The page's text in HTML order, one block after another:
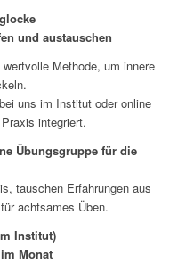
und austauschen
Methode, um innere
uns im Institut oder online
integriert.
Übungsgruppe für die
tauschen Erfahrungen aus
achtsames Üben.
Institut)
Monat